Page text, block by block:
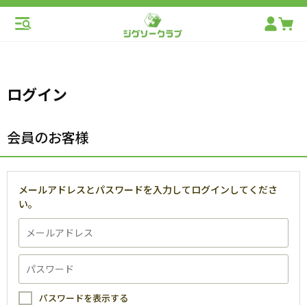
ログイン
会員のお客様
メールアドレスとパスワードを入力してログインしてくださ
い。
パスワードを表示する